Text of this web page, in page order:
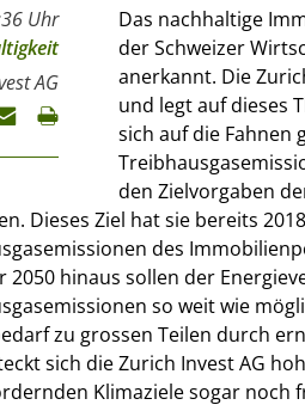
Uhr
AG
Das nachhaltige
der Schweizer
anerkannt. Die
und legt auf dieses
sich auf die Fahnen
den Zielvorgaben
Dieses Ziel hat sie bereits
des
2050 hinaus sollen der
so weit wie
zu grossen Teilen durch
sich die Zurich Invest AG
Klimaziele sogar noch